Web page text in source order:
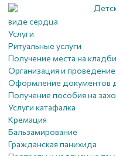
виде сердца
Услуги
Ритуальные услуги
Получение места на
Организация и
Оформление документов
Получение пособия на
Услуги катафалка
Кремация
Бальзамирование
Гражданская панихида